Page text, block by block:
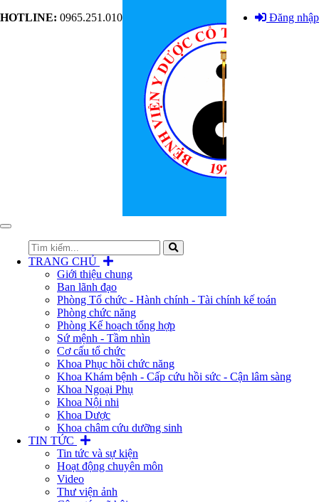
HOTLINE: 0965.251.010 Đăng nhập
Toggle
navigation
TRANG CHỦ
Giới thiệu chung
Ban lãnh đạo
Phòng Tổ chức - Hành chính - Tài chính kế toán
Phòng chức năng
Phòng Kế hoạch tổng hợp
Sứ mệnh - Tầm nhìn
Cơ cấu tổ chức
Khoa Phục hồi chức năng
Khoa Khám bệnh - Cấp cứu hồi sức - Cận lâm sàng
Khoa Ngoại Phụ
Khoa Nội nhi
Khoa Dược
Khoa châm cứu dưỡng sinh
TIN TỨC
Tin tức và sự kiện
Hoạt động chuyên môn
Video
Thư viện ảnh